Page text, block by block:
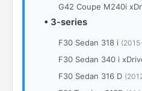
G42 Coupe M240i
• 3-series
F30 Sedan 318 i
F30 Sedan 340 i
F30 Sedan 316 D